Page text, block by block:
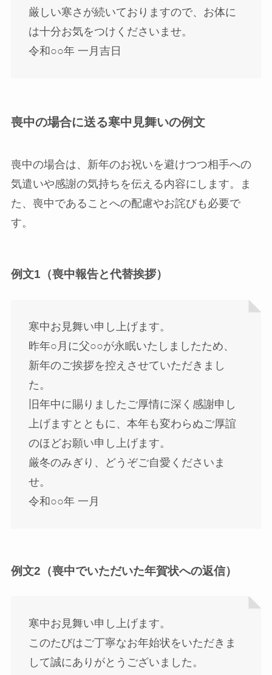
厳しい寒さが続いておりますので、お体に
は十分お気をつけくださいませ。
令和○○年 一月吉日
喪中の場合に送る寒中見舞いの例文
喪中の場合は、新年のお祝いを避けつつ相手への
気遣いや感謝の気持ちを伝える内容にします。ま
た、喪中であることへの配慮やお詫びも必要で
す。
例文1（喪中報告と代替挨拶）
寒中お見舞い申し上げます。
昨年○月に父○○が永眠いたしましたため、
新年のご挨拶を控えさせていただきまし
た。
旧年中に賜りましたご厚情に深く感謝申し
上げますとともに、本年も変わらぬご厚誼
のほどお願い申し上げます。
厳冬のみぎり、どうぞご自愛くださいま
せ。
令和○○年 一月
例文2（喪中でいただいた年賀状への返信）
寒中お見舞い申し上げます。
このたびはご丁寧なお年始状をいただきま
して誠にありがとうございました。